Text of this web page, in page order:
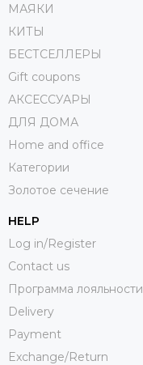
МАЯКИ
КИТЫ
БЕСТСЕЛЛЕРЫ
Gift coupons
АКСЕССУАРЫ
ДЛЯ ДОМА
Home and office
Категории
Золотое сечение
HELP
Log in/Register
Contact us
Программа лояльности
Delivery
Payment
Exchange/Return